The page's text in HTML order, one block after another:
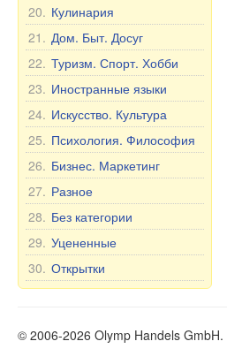
20. Кулинария
21. Дом. Быт. Досуг
22. Туризм. Спорт. Хобби
23. Иностранные языки
24. Искусство. Культура
25. Психология. Философия
26. Бизнес. Маркетинг
27. Разное
28. Без категории
29. Уцененные
30. Открытки
© 2006-2026 Olymp Handels GmbH.